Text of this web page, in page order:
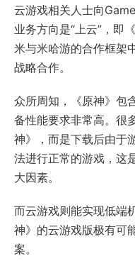
云游戏相关人士向
业务方向是“上云”，即
米与米哈游的合作框架
战略合作。
众所周知，《原神》包
备性能要求非常高。很
神》，而是下载后由于
法进行正常的游戏，这
大因素。
而云游戏则能实现低端
神》的云游戏版极有可
案。